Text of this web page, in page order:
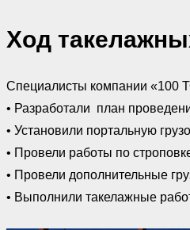
Ход
Специалисты компании «100
• Разработали план
• Установили портальную
• Провели работы по
• Провели дополнительные
• Выполнили такелажные